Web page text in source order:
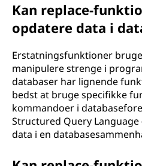
Kan replace-
opdatere data i
Erstatningsfunktioner
manipulere strenge i
databaser har lignende
bedst at bruge specifikke
kommandoer i
Structured Query Language
data i en